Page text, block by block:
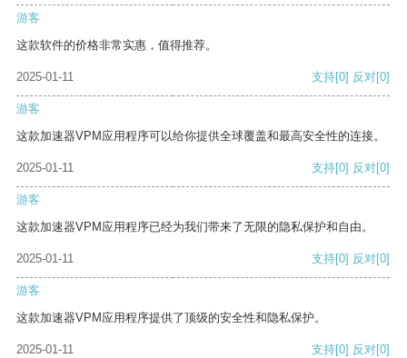
游客
这款软件的价格非常实惠，值得推荐。
2025-01-11 支持[0] 反对[0]
游客
这款加速器VPM应用程序可以给你提供全球覆盖和最高安全性的连接。
2025-01-11 支持[0] 反对[0]
游客
这款加速器VPM应用程序已经为我们带来了无限的隐私保护和自由。
2025-01-11 支持[0] 反对[0]
游客
这款加速器VPM应用程序提供了顶级的安全性和隐私保护。
2025-01-11 支持[0] 反对[0]